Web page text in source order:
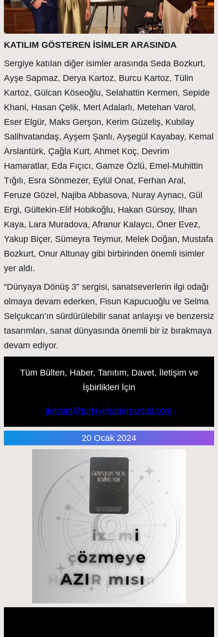
KATILIM GÖSTEREN İSİMLER ARASINDA
Sergiye katılan diğer isimler arasında Seda Bozkurt,
Ayşe Sapmaz, Derya Kartoz, Burcu Kartoz, Tülin
Kartoz, Gülcan Köseoğlu, Selahattin Kermen, Sepide
Khani, Hasan Çelik, Mert Adalarlı, Metehan Varol,
Eser Elgür, Maks Gerşon, Kerim Güzeliş, Kubilay
Salihvatandaş, Ayşem Şanlı, Ayşegül Kayabay, Kemal
Arslantürk, Çağla Kurt, Ahmet Koç, Devrim
Hamaratlar, Eda Fıçıcı, Gamze Özlü, Emel-Muhittin
Tığılı, Esra Sönmezer, Eylül Onat, Ferhan Aral,
Feruze Gözel, Najiba Abbasova, Nuray Aynacı, Gül
Ergi, Gültekin-Elif Hobikoğlu, Hakan Gürsoy, İlhan
Kaya, Lara Muradova, Afranur Kalaycı, Öner Evez,
Yakup Biçer, Sümeyra Teymur, Melek Doğan, Mustafa
Bozkurt, Onur Altunay gibi birbirinden önemli isimler
yer aldı.
“Dünyaya Dönüş 3” sergisi, sanatseverlerin ilgi odağı
olmaya devam ederken, Fisun Kapucuoğlu ve Selma
Selçukcan’ın sürdürülebilir sanat anlayışı ve benzersiz
tasarımları, sanat dünyasında önemli bir iz bırakmaya
devam ediyor.
Tüm Bülten, Haber, Tanıtım, Davet, İletişim ve
İşbirlikleri İçin
iletisim@turkiyehaberportali.com
20 Ocak 2024